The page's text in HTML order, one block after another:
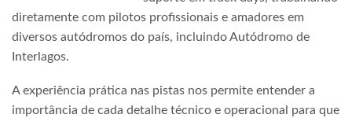
diretamente com pilotos profissionais e amadores em
diversos autódromos do país, incluindo Autódromo de
Interlagos.
A experiência prática nas pistas nos permite entender a
importância de cada detalhe técnico e operacional para que